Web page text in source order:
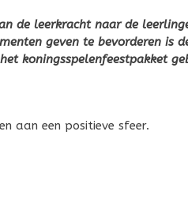
de leerkracht naar de
geven te bevorderen is
koningsspelenfeestpakket
aan een positieve sfeer.